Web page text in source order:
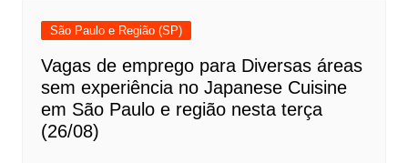
São Paulo e Região (SP)
Vagas de emprego para Diversas áreas
sem experiência no Japanese Cuisine
em São Paulo e região nesta terça
(26/08)